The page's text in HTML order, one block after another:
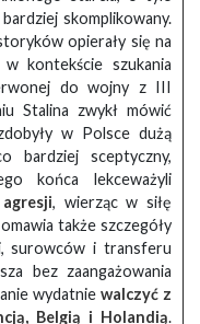
skomplikowany.
opierały się na
kontekście szukania
do wojny z III
Stalina zwykł mówić
w Polsce dużą
bardziej sceptyczny,
końca lekceważyli
, wierząc w siłę
także szczegóły
surowców i transferu
bez zaangażowania
wydatnie walczyć z
Belgią i Holandią.